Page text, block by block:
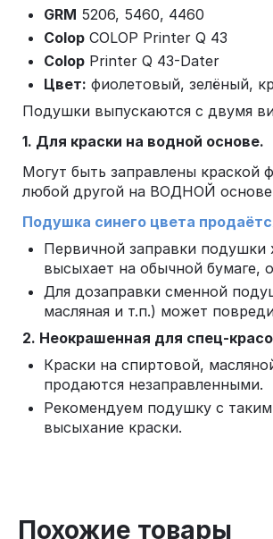
GRM 5206, 5460, 4460
Colop COLOP Printer Q 43
Colop Printer Q 43-Dater
Цвет: фиолетовый, зелёный,
Подушки выпускаются с двумя
1. Для краски на водной основе.
Могут быть заправлены краской
любой другой на ВОДНОЙ
Подушка синего цвета
Первичной заправки подушки
высыхает на обычной бумаге,
Для дозаправки сменной
масляная и т.п.) может
2. Неокрашенная для спец-
Краски на спиртовой,
продаются незаправленными.
Рекомендуем подушку с
высыхание краски.
Похожие товары